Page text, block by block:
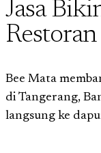
Jasa
Bee Mata
di Tangerang,
langsung ke